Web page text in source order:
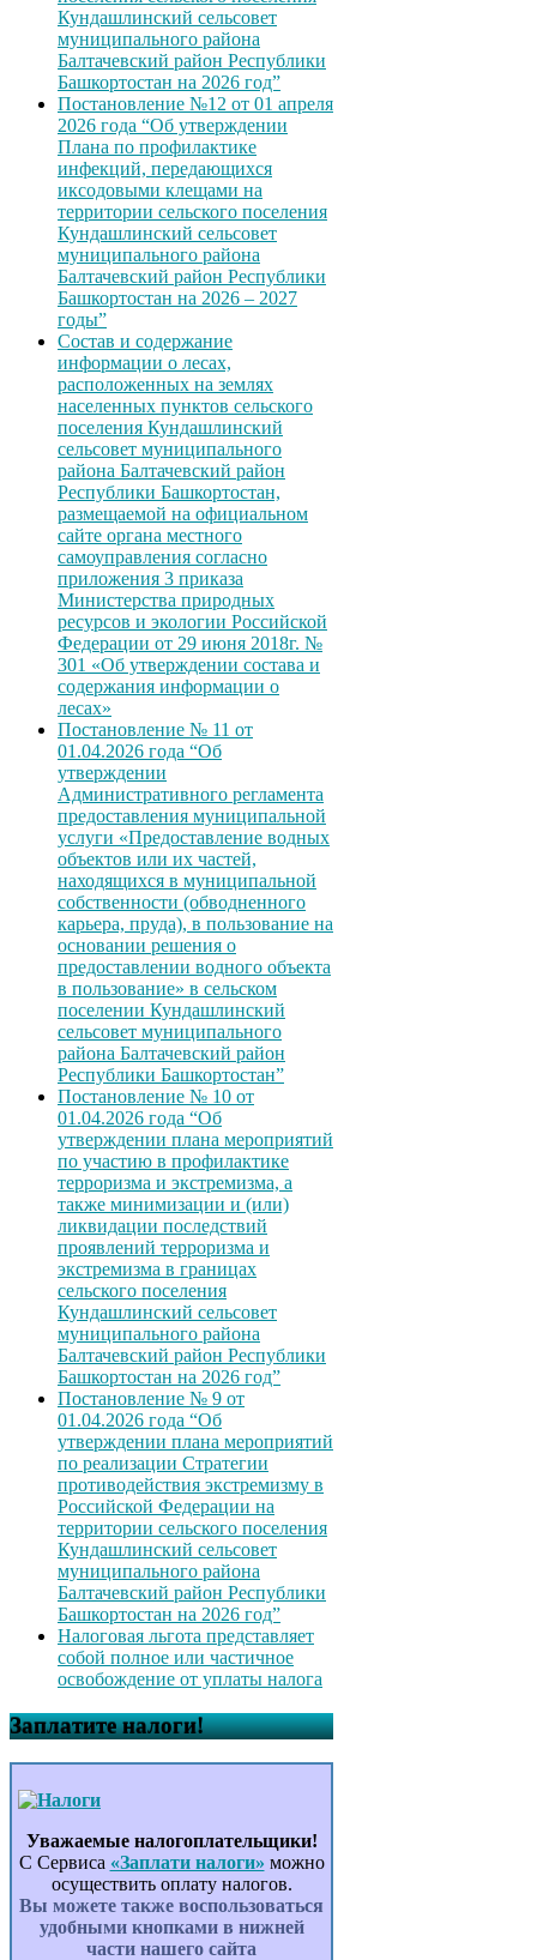
Кундашлинский сельсовет
муниципального района
Балтачевский район Республики
Башкортостан на 2026 год”
Постановление №12 от 01 апреля
2026 года “Об утверждении
Плана по профилактике
инфекций, передающихся
иксодовыми клещами на
территории сельского поселения
Кундашлинский сельсовет
муниципального района
Балтачевский район Республики
Башкортостан на 2026 – 2027
годы”
Состав и содержание
информации о лесах,
расположенных на землях
населенных пунктов сельского
поселения Кундашлинский
сельсовет муниципального
района Балтачевский район
Республики Башкортостан,
размещаемой на официальном
сайте органа местного
самоуправления согласно
приложения 3 приказа
Министерства природных
ресурсов и экологии Российской
Федерации от 29 июня 2018г. №
301 «Об утверждении состава и
содержания информации о
лесах»
Постановление № 11 от
01.04.2026 года “Об
утверждении
Административного регламента
предоставления муниципальной
услуги «Предоставление водных
объектов или их частей,
находящихся в муниципальной
собственности (обводненного
карьера, пруда), в пользование на
основании решения о
предоставлении водного объекта
в пользование» в сельском
поселении Кундашлинский
сельсовет муниципального
района Балтачевский район
Республики Башкортостан”
Постановление № 10 от
01.04.2026 года “Об
утверждении плана мероприятий
по участию в профилактике
терроризма и экстремизма, а
также минимизации и (или)
ликвидации последствий
проявлений терроризма и
экстремизма в границах
сельского поселения
Кундашлинский сельсовет
муниципального района
Балтачевский район Республики
Башкортостан на 2026 год”
Постановление № 9 от
01.04.2026 года “Об
утверждении плана мероприятий
по реализации Стратегии
противодействия экстремизму в
Российской Федерации на
территории сельского поселения
Кундашлинский сельсовет
муниципального района
Балтачевский район Республики
Башкортостан на 2026 год”
Налоговая льгота представляет
собой полное или частичное
освобождение от уплаты налога
Заплатите налоги!
Уважаемые налогоплательщики!
С Сервиса «Заплати налоги» можно
осуществить оплату налогов.
Вы можете также воспользоваться
удобными кнопками в нижней
части нашего сайта